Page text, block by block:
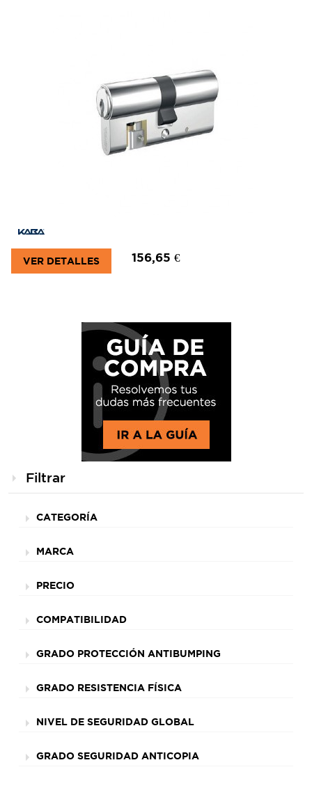
156,65 €
VER DETALLES
Filtrar
CATEGORÍA
MARCA
PRECIO
COMPATIBILIDAD
GRADO PROTECCIÓN ANTIBUMPING
GRADO RESISTENCIA FÍSICA
NIVEL DE SEGURIDAD GLOBAL
GRADO SEGURIDAD ANTICOPIA